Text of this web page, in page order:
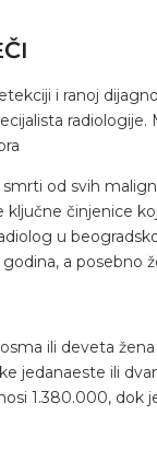
i ranoj
od svih
činjenice
u
a posebno
ili deveta
jedanaeste ili
1.380.000, dok